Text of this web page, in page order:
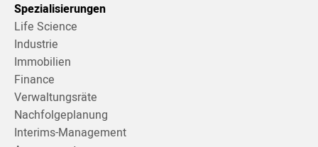
Spezialisierungen
Life Science
Industrie
Immobilien
Finance
Verwaltungsräte
Nachfolgeplanung
Interims-Management